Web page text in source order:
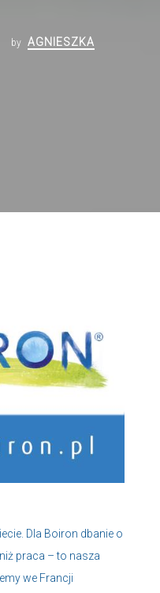
by AGNIESZKA
Dla Boiron dbanie o
praca – to nasza
we Francji